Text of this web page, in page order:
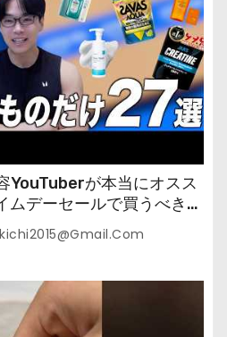
YouTuberが本当にオスス
デーセールで買うべきも